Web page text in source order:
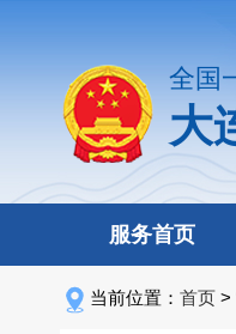
全国
大
服务首页
当前位置： 首页 >